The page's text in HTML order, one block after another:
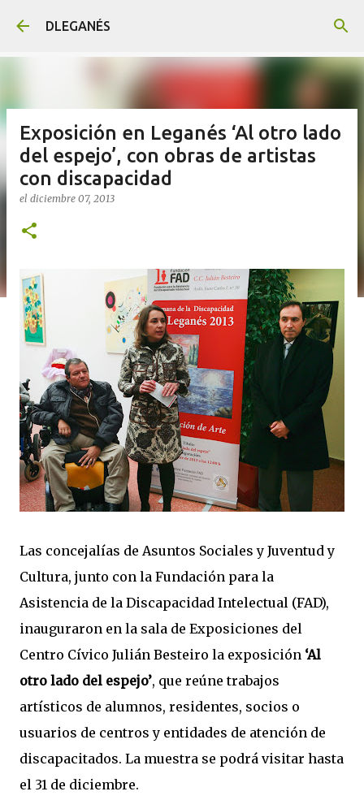
DLEGANÉS
Exposición en Leganés ‘Al otro lado
del espejo’, con obras de artistas
con discapacidad
el diciembre 07, 2013
Las concejalías de Asuntos Sociales y Juventud y
Cultura, junto con la Fundación para la
Asistencia de la Discapacidad Intelectual (FAD),
inauguraron en la sala de Exposiciones del
Centro Cívico Julián Besteiro la exposición ‘Al
otro lado del espejo’, que reúne trabajos
artísticos de alumnos, residentes, socios o
usuarios de centros y entidades de atención de
discapacitados. La muestra se podrá visitar hasta
el 31 de diciembre.